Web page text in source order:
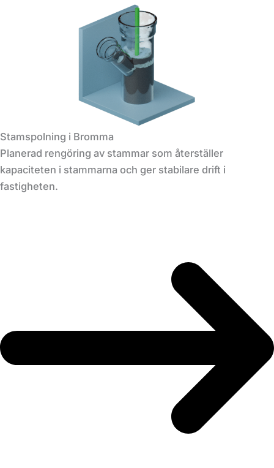
Stamspolning i Bromma
Planerad rengöring av stammar som återställer
kapaciteten i stammarna och ger stabilare drift i
fastigheten.